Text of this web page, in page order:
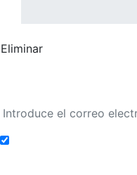
Eliminar